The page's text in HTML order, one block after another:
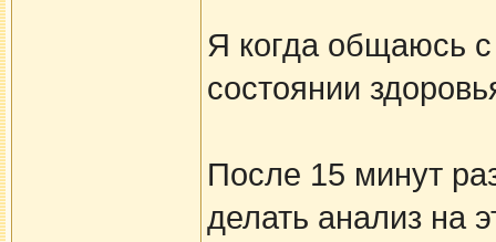
Я когда общаюсь
состоянии
После 15 минут
делать анализ на